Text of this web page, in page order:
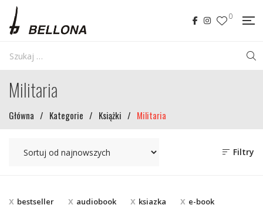
0
Militaria
Główna / Kategorie / Książki / Militaria
Filtry
bestseller audiobook ksiazka e-book